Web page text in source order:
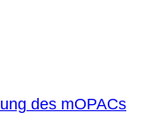
des mOPACs